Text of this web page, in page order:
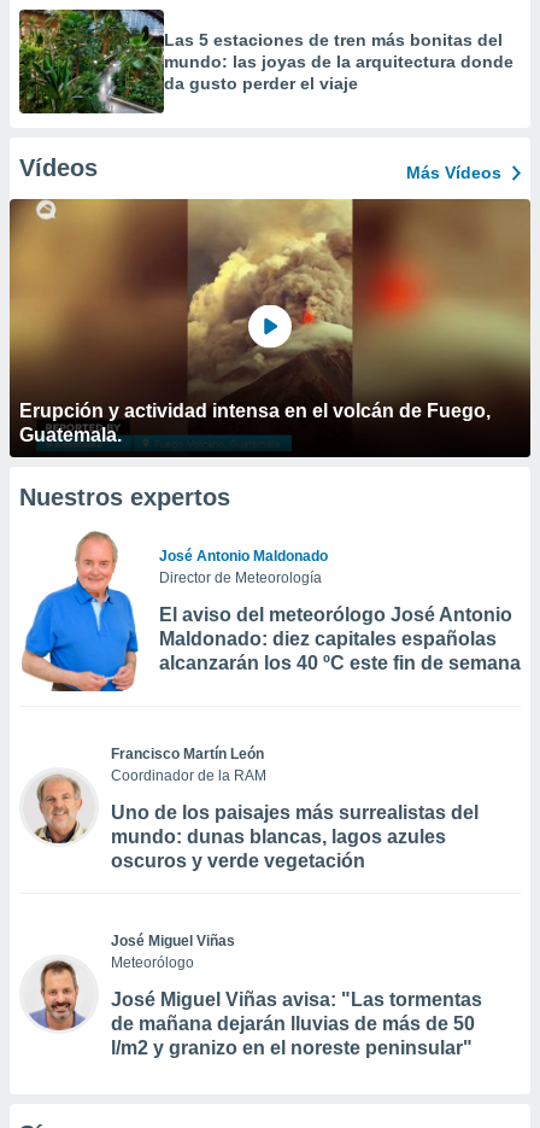
Las 5 estaciones de tren más bonitas del
mundo: las joyas de la arquitectura donde
da gusto perder el viaje
Vídeos Más Vídeos
Erupción y actividad intensa en el volcán de Fuego,
Guatemala.
Nuestros expertos
José Antonio Maldonado
Director de Meteorología
El aviso del meteorólogo José Antonio
Maldonado: diez capitales españolas
alcanzarán los 40 ºC este fin de semana
Francisco Martín León
Coordinador de la RAM
Uno de los paisajes más surrealistas del
mundo: dunas blancas, lagos azules
oscuros y verde vegetación
José Miguel Viñas
Meteorólogo
José Miguel Viñas avisa: "Las tormentas
de mañana dejarán lluvias de más de 50
l/m2 y granizo en el noreste peninsular"